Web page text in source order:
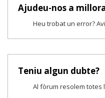
Ajudeu-nos a
Heu trobat un error?
Teniu algun dubte?
Al fòrum resolem totes